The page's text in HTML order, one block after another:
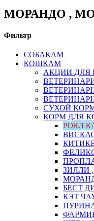
МОРАНДО ,
Фильтр
СОБАКАМ
КОШКАМ
АКЦИИ ДЛЯ
СУХОЙ
КОРМ ДЛЯ
РОЯЛ
ЗИЛЛИ ,
БЕСТ
КЭТ
ПУРИНА